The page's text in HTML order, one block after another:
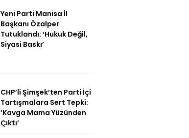
Yeni Parti Manisa İl
Başkanı Özalper
Tutuklandı: ‘Hukuk Değil,
Siyasi Baskı’
CHP’li Şimşek’ten Parti İçi
Tartışmalara Sert Tepki:
‘Kavga Mama Yüzünden
Çıktı’